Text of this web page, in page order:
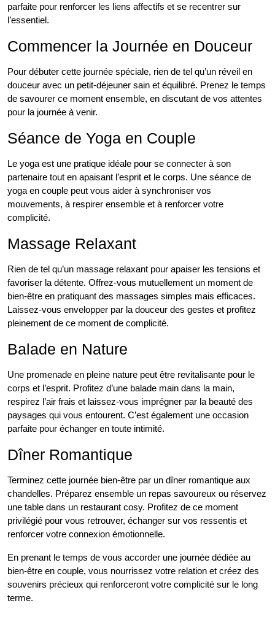
parfaite pour renforcer les liens affectifs et se recentrer sur
l’essentiel.
Commencer la Journée en Douceur
Pour débuter cette journée spéciale, rien de tel qu’un réveil en
douceur avec un petit-déjeuner sain et équilibré. Prenez le temps
de savourer ce moment ensemble, en discutant de vos attentes
pour la journée à venir.
Séance de Yoga en Couple
Le yoga est une pratique idéale pour se connecter à son
partenaire tout en apaisant l’esprit et le corps. Une séance de
yoga en couple peut vous aider à synchroniser vos
mouvements, à respirer ensemble et à renforcer votre
complicité.
Massage Relaxant
Rien de tel qu’un massage relaxant pour apaiser les tensions et
favoriser la détente. Offrez-vous mutuellement un moment de
bien-être en pratiquant des massages simples mais efficaces.
Laissez-vous envelopper par la douceur des gestes et profitez
pleinement de ce moment de complicité.
Balade en Nature
Une promenade en pleine nature peut être revitalisante pour le
corps et l’esprit. Profitez d’une balade main dans la main,
respirez l’air frais et laissez-vous imprégner par la beauté des
paysages qui vous entourent. C’est également une occasion
parfaite pour échanger en toute intimité.
Dîner Romantique
Terminez cette journée bien-être par un dîner romantique aux
chandelles. Préparez ensemble un repas savoureux ou réservez
une table dans un restaurant cosy. Profitez de ce moment
privilégié pour vous retrouver, échanger sur vos ressentis et
renforcer votre connexion émotionnelle.
En prenant le temps de vous accorder une journée dédiée au
bien-être en couple, vous nourrissez votre relation et créez des
souvenirs précieux qui renforceront votre complicité sur le long
terme.